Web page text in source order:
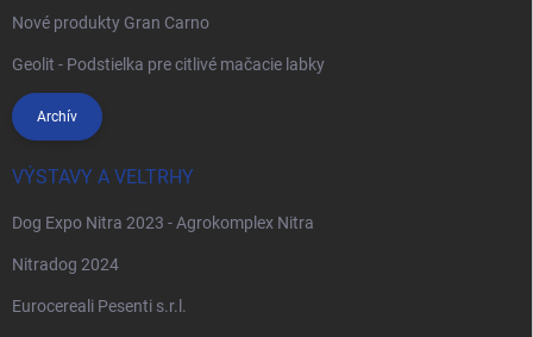
Nové produkty Gran Carno
Geolit - Podstielka pre citlivé mačacie labky
Archív
VÝSTAVY A VELTRHY
Dog Expo Nitra 2023 - Agrokomplex Nitra
Nitradog 2024
Eurocereali Pesenti s.r.l.